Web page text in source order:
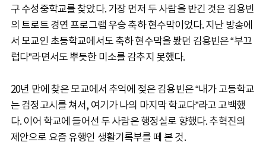
구 수성중학교를 찾았다. 가장 먼저 두 사람을 반긴 것은 김용빈
의 트로트 경연 프로그램 우승 축하 현수막이었다. 지난 방송에
서 모교인 초등학교에서도 축하 현수막을 봤던 김용빈은 “부끄
럽다”라면서도 뿌듯한 미소를 감추지 못했다.
20년 만에 찾은 모교에서 추억에 젖은 김용빈은 “내가 고등학교
는 검정고시를 쳐서, 여기가 나의 마지막 학교다”라고 고백했
다. 이어 학교에 들어선 두 사람은 행정실로 향했다. 추혁진의
제안으로 요즘 유행인 생활기록부를 떼 본 것.